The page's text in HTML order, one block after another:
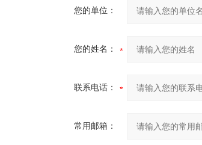
您的单位：
您的姓名：
联系电话：
常用邮箱：